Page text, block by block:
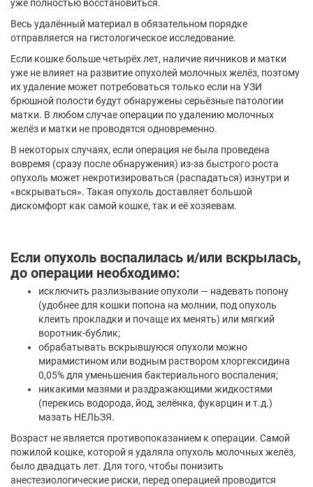
уже полностью восстановиться.
Весь удалённый материал в обязательном порядке
отправляется на гистологическое исследование.
Если кошке больше четырёх лет, наличие яичников и матки
уже не влияет на развитие опухолей молочных желёз, поэтому
их удаление может потребоваться только если на УЗИ
брюшной полости будут обнаружены серьёзные патологии
матки. В любом случае операции по удалению молочных
желёз и матки не проводятся одновременно.
В некоторых случаях, если операция не была проведена
вовремя (сразу после обнаружения) из-за быстрого роста
опухоль может некротизироваться (распадаться) изнутри и
«вскрываться». Такая опухоль доставляет большой
дискомфорт как самой кошке, так и её хозяевам.
Если опухоль воспалилась и/или вскрылась,
до операции необходимо:
исключить разлизывание опухоли — надевать попону
(удобнее для кошки попона на молнии, под опухоль
клеить прокладки и почаще их менять) или мягкий
воротник-бублик;
обрабатывать вскрывшуюся опухоли можно
мирамистином или водным раствором хлоргексидина
0,05% для уменьшения бактериального воспаления;
никакими мазями и раздражающими жидкостями
(перекись водорода, йод, зелёнка, фукарцин и т.д.)
мазать НЕЛЬЗЯ.
Возраст не является противопоказанием к операции. Самой
пожилой кошке, которой я удаляла опухоль молочных желёз,
было двадцать лет. Для того, чтобы понизить
анестезиологические риски, перед операцией проводится